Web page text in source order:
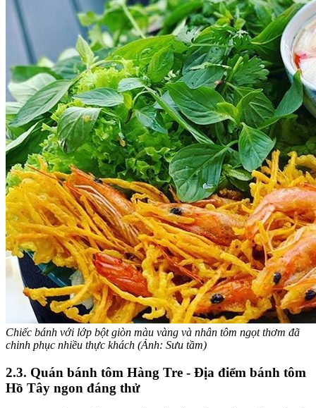
Chiếc bánh với lớp bột giòn màu vàng và nhân tôm ngọt thơm đã
chinh phục nhiều thực khách (Ảnh: Sưu tầm)
2.3. Quán bánh tôm Hàng Tre - Địa điểm bánh tôm
Hồ Tây ngon đáng thử